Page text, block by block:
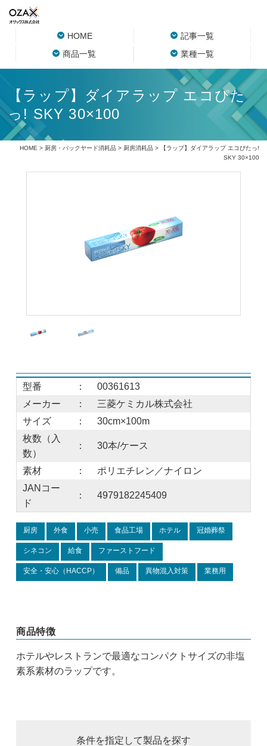
HOME
記事一覧
商品一覧
業種一覧
【ラップ】ダイアラップ エコぴた
っ! SKY 30×100
HOME > 厨房・バックヤード消耗品> 厨房消耗品> 【ラップ】ダイアラップ エコぴたっ!
SKY 30×100
型番 ：
00361613
メーカー
：
三菱ケミカル株式会社
サイズ
：
30cm×100m
枚数（入
数）
： 30本/ケース
素材 ：
ポリエチレン／ナイロン
JANコー
ド
： 4979182245409
厨房 外食 小売 食品工場 ホテル 冠婚葬祭
シネコン 給食 ファーストフード
安全・安心（HACCP） 備品 異物混入対策 業務用
商品特徴
ホテルやレストランで最適なコンパクトサイズの非塩
素系素材のラップです。
条件を指定して製品を探す